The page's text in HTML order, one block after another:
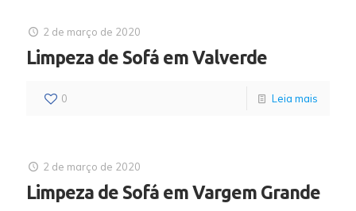
2 de março de 2020
Limpeza de Sofá em Valverde
0 Leia mais
2 de março de 2020
Limpeza de Sofá em Vargem Grande